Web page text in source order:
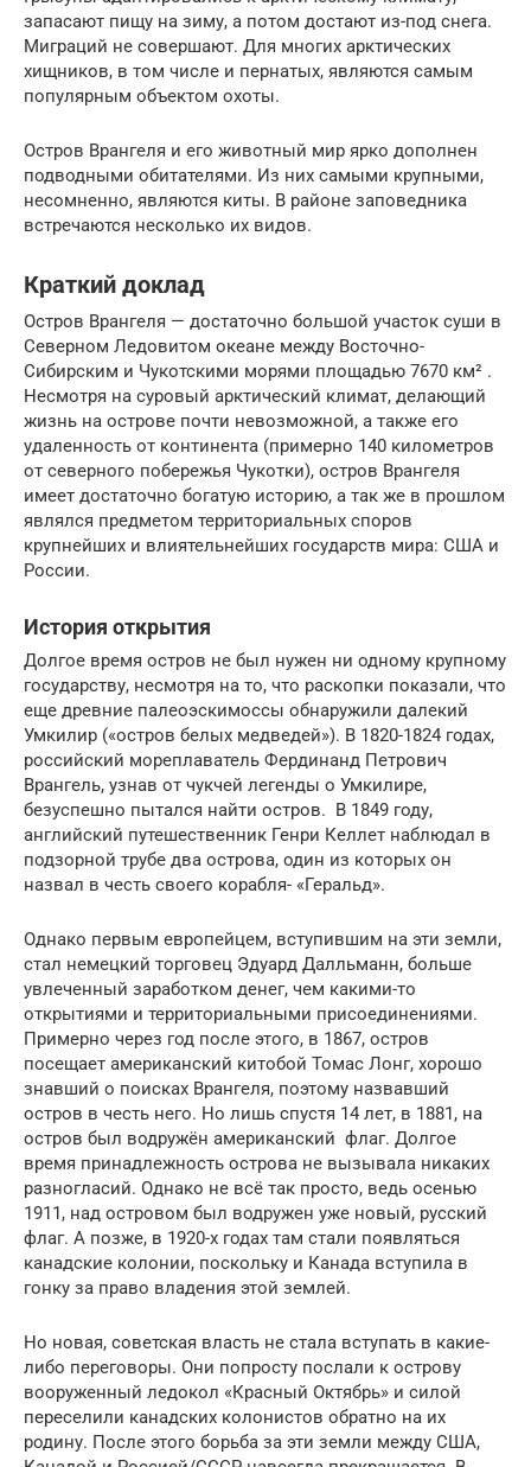
запасают пищу на зиму, а потом достают из-под снега.
Миграций не совершают. Для многих арктических
хищников, в том числе и пернатых, являются самым
популярным объектом охоты.
Остров Врангеля и его животный мир ярко дополнен
подводными обитателями. Из них самыми крупными,
несомненно, являются киты. В районе заповедника
встречаются несколько их видов.
Краткий доклад
Остров Врангеля — достаточно большой участок суши в
Северном Ледовитом океане между Восточно-
Сибирским и Чукотскими морями площадью 7670 км² .
Несмотря на суровый арктический климат, делающий
жизнь на острове почти невозможной, а также его
удаленность от континента (примерно 140 километров
от северного побережья Чукотки), остров Врангеля
имеет достаточно богатую историю, а так же в прошлом
являлся предметом территориальных споров
крупнейших и влиятельнейших государств мира: США и
России.
История открытия
Долгое время остров не был нужен ни одному крупному
государству, несмотря на то, что раскопки показали, что
еще древние палеоэскимоссы обнаружили далекий
Умкилир («остров белых медведей»). В 1820-1824 годах,
российский мореплаватель Фердинанд Петрович
Врангель, узнав от чукчей легенды о Умкилире,
безуспешно пытался найти остров. В 1849 году,
английский путешественник Генри Келлет наблюдал в
подзорной трубе два острова, один из которых он
назвал в честь своего корабля- «Геральд».
Однако первым европейцем, вступившим на эти земли,
стал немецкий торговец Эдуард Далльманн, больше
увлеченный заработком денег, чем какими-то
открытиями и территориальными присоединениями.
Примерно через год после этого, в 1867, остров
посещает американский китобой Томас Лонг, хорошо
знавший о поисках Врангеля, поэтому назвавший
остров в честь него. Но лишь спустя 14 лет, в 1881, на
остров был водружён американский флаг. Долгое
время принадлежность острова не вызывала никаких
разногласий. Однако не всё так просто, ведь осенью
1911, над островом был водружен уже новый, русский
флаг. А позже, в 1920-х годах там стали появляться
канадские колонии, поскольку и Канада вступила в
гонку за право владения этой землей.
Но новая, советская власть не стала вступать в какие-
либо переговоры. Они попросту послали к острову
вооруженный ледокол «Красный Октябрь» и силой
переселили канадских колонистов обратно на их
родину. После этого борьба за эти земли между США,